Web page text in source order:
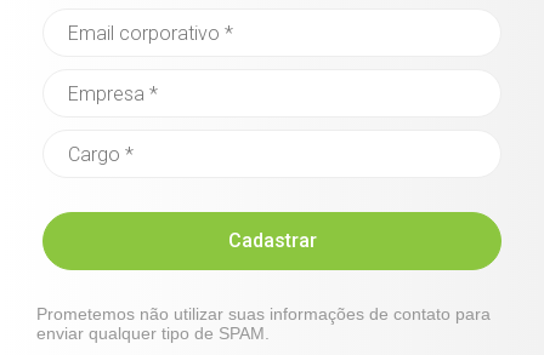
Cadastrar
Prometemos não utilizar suas informações de contato para
enviar qualquer tipo de SPAM.